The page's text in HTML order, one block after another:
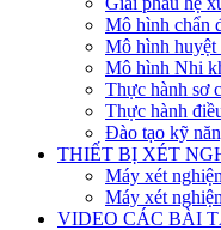
Mô hình chẩn
Mô hình huyệt
Mô hình Nhi
Thực hành sơ
Thực hành
Đào tạo kỹ
THIẾT BỊ XÉT
Máy xét
Máy xét
VIDEO CÁC BÀI